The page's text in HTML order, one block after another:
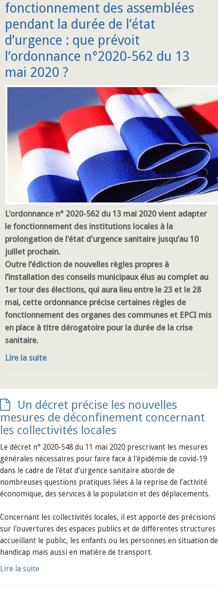
fonctionnement des assemblées
pendant la durée de l’état
d’urgence : que prévoit
l’ordonnance n°2020-562 du 13
mai 2020 ?
L'ordonnance n° 2020-562 du 13 mai 2020 vient adapter
le fonctionnement des institutions locales à la
prolongation de l'état d'urgence sanitaire jusqu’au 10
juillet prochain.
Outre l’édiction de nouvelles règles propres à
l’installation des conseils municipaux élus au complet au
1er tour des élections, qui aura lieu entre le 23 et le 28
mai, cette ordonnance précise certaines règles de
fonctionnement des organes des communes et EPCI mis
en place à titre dérogatoire pour la durée de la crise
sanitaire.
Lire la suite
Un décret précise les nouvelles
mesures de déconfinement concernant
les collectivités locales
Le décret n° 2020-548 du 11 mai 2020 prescrivant les mesures
générales nécessaires pour faire face à l'épidémie de covid-19
dans le cadre de l'état d'urgence sanitaire aborde de
nombreuses questions pratiques liées à la reprise de l’activité
économique, des services à la population et des déplacements.
Concernant les collectivités locales, il est apporté des précisions
sur l'ouvertures des espaces publics et de différentes structures
accueillant le public, les enfants ou les personnes en situation de
handicap mais aussi en matière de transport.
Lire la suite